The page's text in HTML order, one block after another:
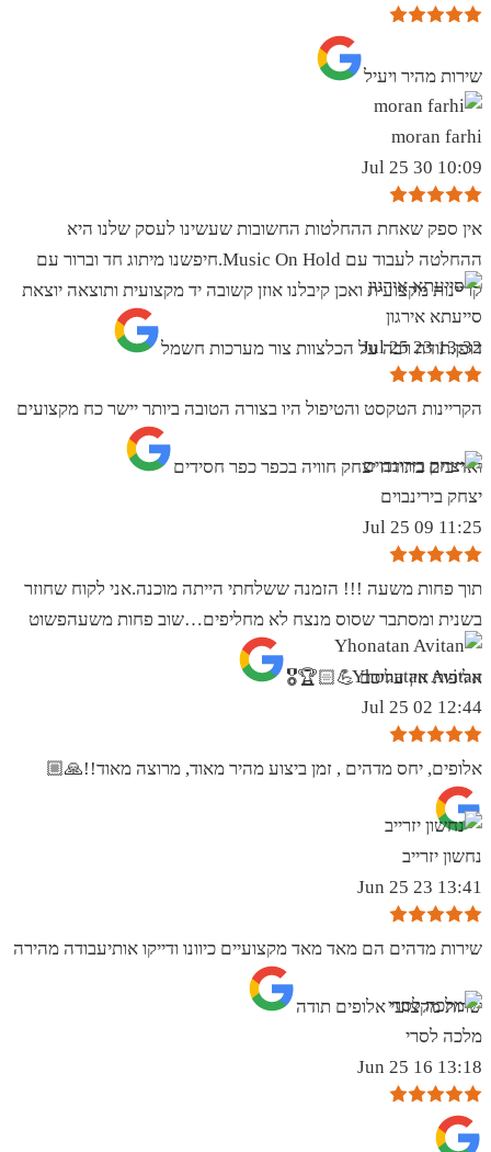
שירות מהיר ויעיל
moran farhi
10:09 30 Jul 25
אין ספק שאחת ההחלטות החשובות שעשינו לעסק שלנו היא
ההחלטה לעבוד עם Music On Hold.חיפשנו מיתוג חד וברור עם
קריינות מקצועית ואכן קיבלנו אוזן קשובה יד מקצועית ותוצאה יוצאת
דופן.תודה רבה על הכלצוות צור מערכות חשמל
סייעתא אירגון
13:32 23 Jul 25
הקריינות הטקסט והטיפול היו בצורה הטובה ביותר יישר כח מקצועים
ואדיבים בתודה יצחק חוויה בכפר כפר חסידים
יצחק בירינבוים
11:25 09 Jul 25
תוך פחות משעה !!! הזמנה ששלחתי הייתה מוכנה.אני לקוח שחוזר
בשנית ומסתבר שסוס מנצח לא מחליפים…שוב פחות משעהפשוט
אליפות אין עליכם 💪🏻🏆🎖
Yhonatan Avitan
12:44 02 Jul 25
אלופים, יחס מדהים , זמן ביצוע מהיר מאוד, מרוצה מאוד!!🙏🏼
נחשון יזרייב
13:41 23 Jun 25
שירות מדהים הם מאד מאד מקצועיים כיוונו ודייקו אותיעבודה מהירה
שרות מקצועי אלופים תודה
מלכה לסרי
13:18 16 Jun 25